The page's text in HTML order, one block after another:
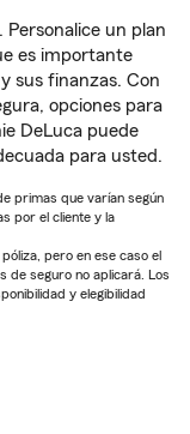
un plan
es importante
sus finanzas. Con
opciones para
DeLuca puede
para usted.
primas que varían según
por el cliente y la
pero en ese caso el
de seguro no aplicará. Los
y elegibilidad